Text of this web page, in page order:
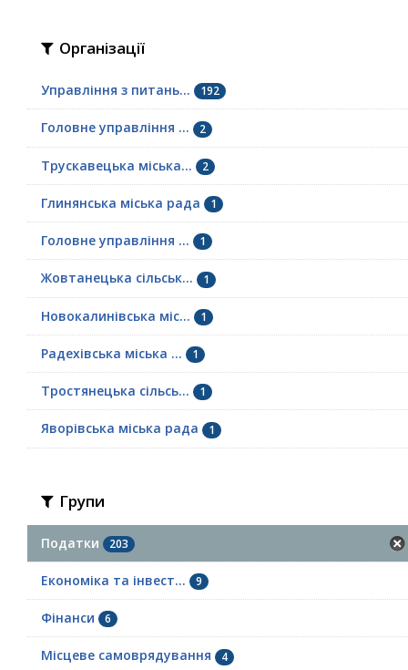
Організації
Управління з питань... 192
Головне управління ... 2
Трускавецька міська... 2
Глинянська міська рада 1
Головне управління ... 1
Жовтанецька сільськ... 1
Новокалинівська міс... 1
Радехівська міська ... 1
Тростянецька сільсь... 1
Яворівська міська рада 1
Групи
Податки 203
Економіка та інвест... 9
Фінанси 6
Місцеве самоврядування 4